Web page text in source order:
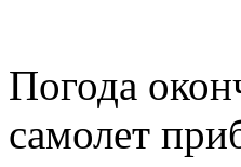
Погода
самолет